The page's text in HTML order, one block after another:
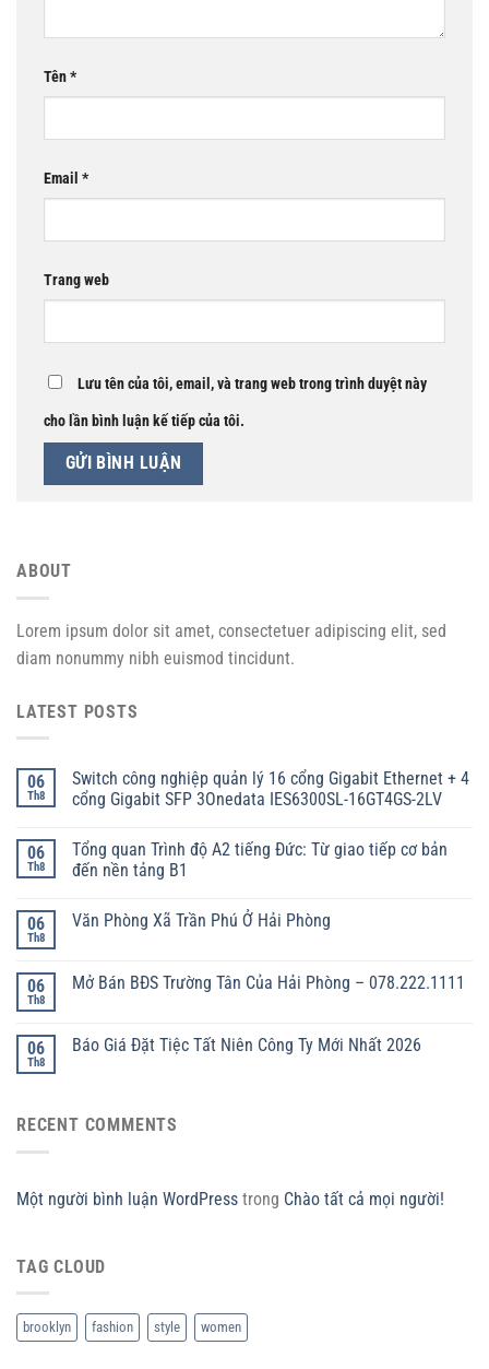
Tên*
Email *
Trang web
Lưu tên của tôi, email, và trang web trong trình duyệt này
cho lần bình luận kế tiếp của tôi.
ABOUT
Lorem ipsum dolor sit amet, consectetuer adipiscing elit, sed
diam nonummy nibh euismod tincidunt.
LATEST POSTS
06
Th8
Switch công nghiệp quản lý 16 cổng Gigabit Ethernet + 4
cổng Gigabit SFP 3Onedata IES6300SL-16GT4GS-2LV
06
Th8
Tổng quan Trình độ A2 tiếng Đức: Từ giao tiếp cơ bản
đến nền tảng B1
06
Th8
Văn Phòng Xã Trần Phú Ở Hải Phòng
06
Th8
Mở Bán BĐS Trường Tân Của Hải Phòng – 078.222.1111
06
Th8
Báo Giá Đặt Tiệc Tất Niên Công Ty Mới Nhất 2026
RECENT COMMENTS
Một người bình luận WordPress trong Chào tất cả mọi người!
TAG CLOUD
brooklyn fashion style women